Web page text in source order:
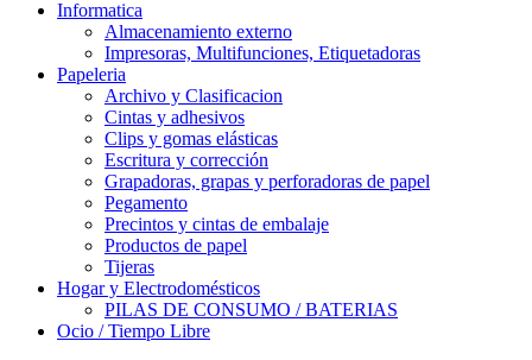
Informatica
Almacenamiento externo
Impresoras, Multifunciones, Etiquetadoras
Papeleria
Archivo y Clasificacion
Cintas y adhesivos
Clips y gomas elásticas
Escritura y corrección
Grapadoras, grapas y perforadoras de papel
Pegamento
Precintos y cintas de embalaje
Productos de papel
Tijeras
Hogar y Electrodomésticos
PILAS DE CONSUMO / BATERIAS
Ocio / Tiempo Libre